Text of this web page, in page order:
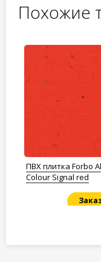
Похожие
ПВХ плитка Forbo
Colour Signal red